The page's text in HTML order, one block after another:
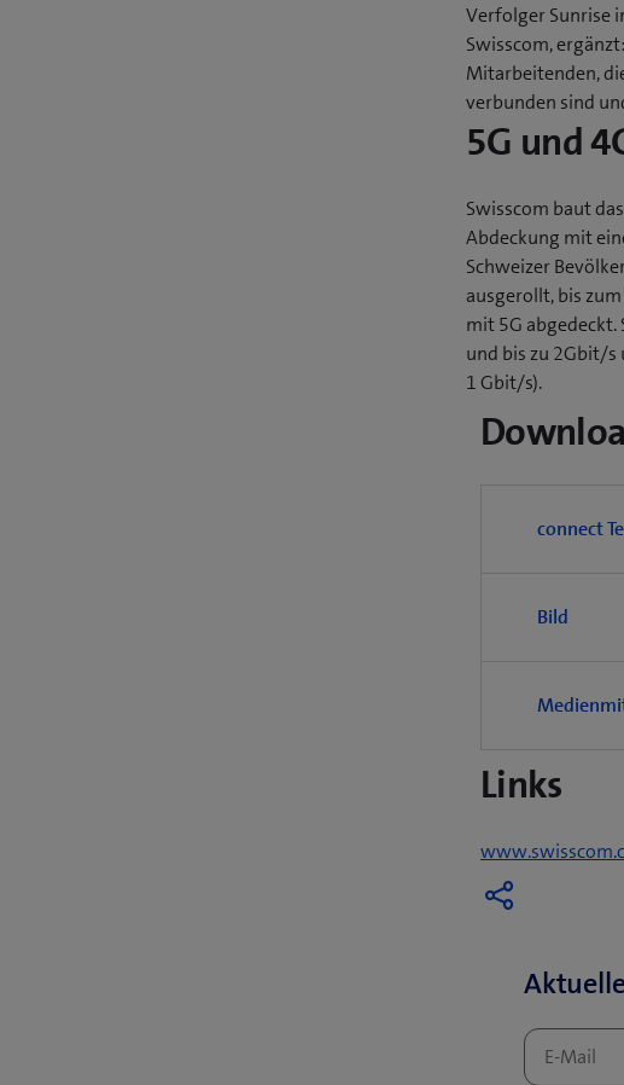
Verfolger Sunrise
Swisscom,
Mitarbeitenden,
verbunden sind
5G und
Swisscom baut
Abdeckung mit
Schweizer
ausgerollt, bis
mit 5G
und bis zu 2Gbit/s
1 Gbit/s).
connect
Bild
Links